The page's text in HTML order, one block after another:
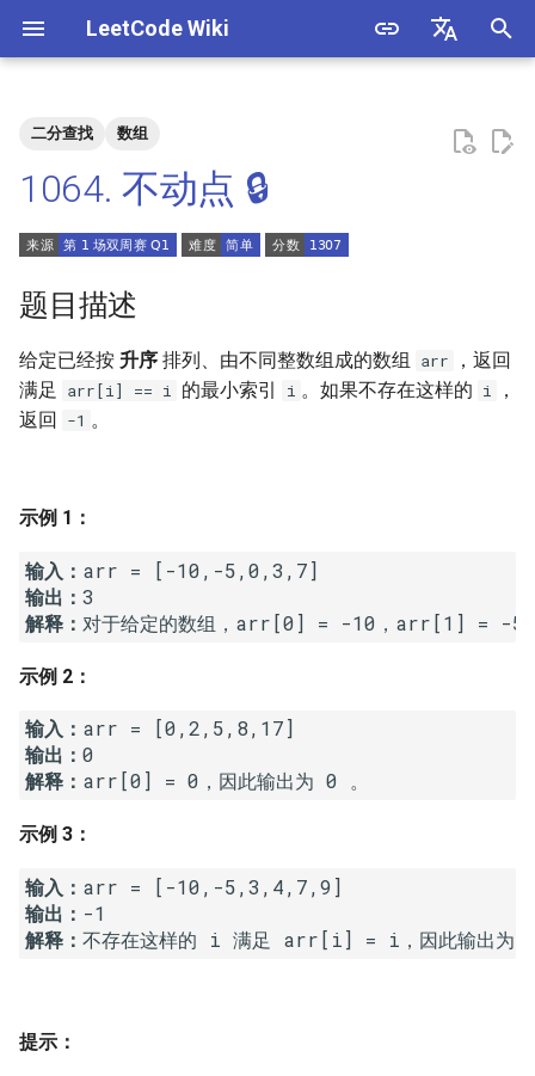
LeetCode Wiki
始
化
搜
引
擎
7. 重建二叉树
10.1. 斐波那契数列
10.2. 青蛙跳台阶问题
11. 旋转数组的最小数字
12. 矩阵中的路径
13. 机器人的运动范围
15. 二进制中 1 的个数
17. 打印从 1 到最大的 n 位数
数
4. 只出现一次的数字
5. 单词长度的最大乘积
8. 和大于等于 target 的最短子
数组
9. 乘积小于 K 的子数组
10. 和为 k 的子数组
13. 二维子矩阵的和
15. 字符串中的所有变位词
1.5. 一次编辑
1.7. 旋转矩阵
1.8. 零矩阵
1.9. 字符串轮转
2.1. 移除重复节点
2.2. 返回倒数第 k 个节点
2.5. 链表求和
2.7. 链表相交
二分查找 数组
1064. 不动点 🔒
题目描述
给定已经按 升序 排列、由不同整数组成的数组 arr
，返回
满足
arr[i] == i 的最小索引 i 。如果不存在这样的 i
，
返回
-1 。
示例 1：
输入：
输出：
解释：
示例 2：
输入：
输出：
解释：
示例 3：
输入：
输出：
解释：
提示：